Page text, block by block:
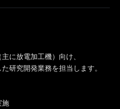
に放電加工機）向け、
研究開発業務を担当します。
施